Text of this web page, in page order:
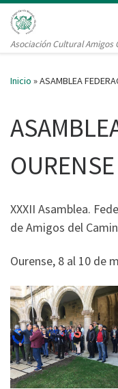
Saltar al contenido
Asociación Cultural Amigos
Inicio »ASAMBLEA
OURENSE
XXXII Asamblea.
de Amigos del
Ourense, 8 al 10 de